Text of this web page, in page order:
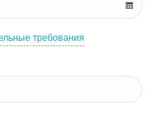
требования